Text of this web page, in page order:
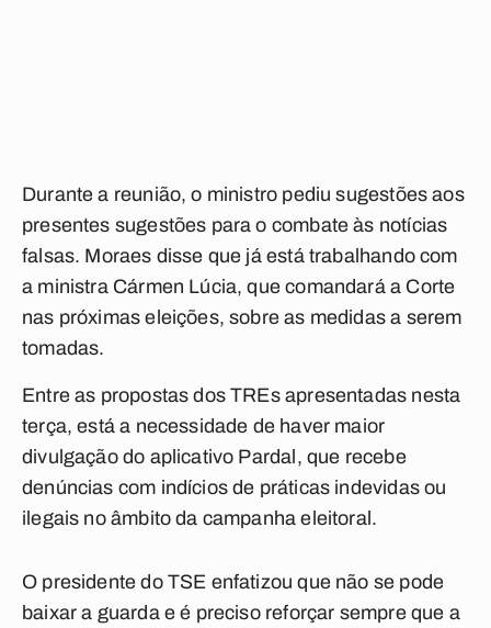
Durante a reunião, o ministro pediu sugestões aos
presentes sugestões para o combate às notícias
falsas. Moraes disse que já está trabalhando com
a ministra Cármen Lúcia, que comandará a Corte
nas próximas eleições, sobre as medidas a serem
tomadas.
Entre as propostas dos TREs apresentadas nesta
terça, está a necessidade de haver maior
divulgação do aplicativo Pardal, que recebe
denúncias com indícios de práticas indevidas ou
ilegais no âmbito da campanha eleitoral.
O presidente do TSE enfatizou que não se pode
baixar a guarda e é preciso reforçar sempre que a